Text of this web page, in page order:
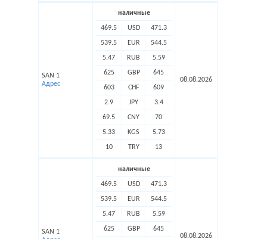
SAN 1
Адрес
наличные
469.5 USD 471.3
539.5 EUR 544.5
5.47 RUB 5.59
625 GBP 645
603 CHF 609
2.9 JPY 3.4
69.5 CNY 70
5.33 KGS 5.73
10 TRY 13
08.08.2026
SAN 1
наличные
469.5 USD 471.3
539.5 EUR 544.5
5.47 RUB 5.59
625 GBP 645
08.08.2026